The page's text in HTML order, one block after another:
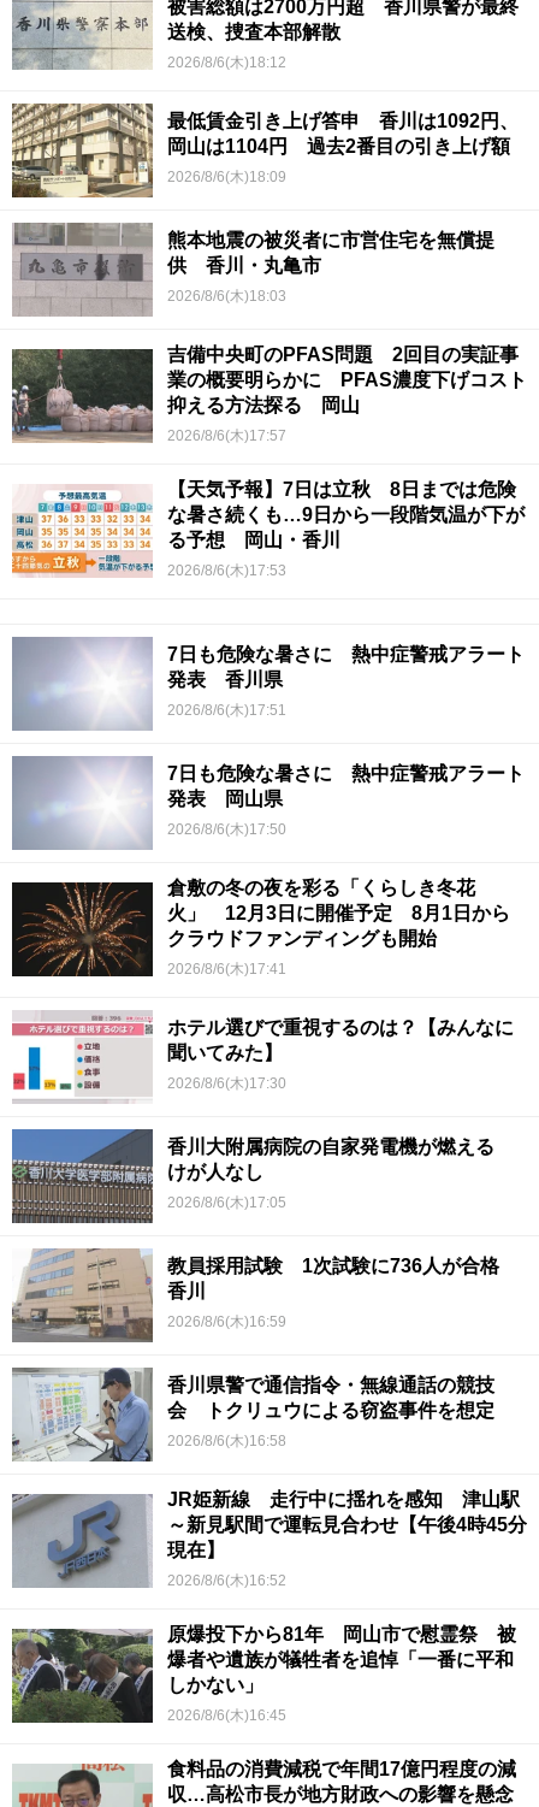
被害総額は2700万円超 香川県警が最終
送検、捜査本部解散
2026/8/6(木)18:12
最低賃金引き上げ答申 香川は1092円、
岡山は1104円 過去2番目の引き上げ額
2026/8/6(木)18:09
熊本地震の被災者に市営住宅を無償提
供 香川・丸亀市
2026/8/6(木)18:03
吉備中央町のPFAS問題 2回目の実証事
業の概要明らかに PFAS濃度下げコスト
抑える方法探る 岡山
2026/8/6(木)17:57
【天気予報】7日は立秋 8日までは危険
な暑さ続くも…9日から一段階気温が下が
る予想 岡山・香川
2026/8/6(木)17:53
7日も危険な暑さに 熱中症警戒アラート
発表 香川県
2026/8/6(木)17:51
7日も危険な暑さに 熱中症警戒アラート
発表 岡山県
2026/8/6(木)17:50
倉敷の冬の夜を彩る「くらしき冬花
火」 12月3日に開催予定 8月1日から
クラウドファンディングも開始
2026/8/6(木)17:41
ホテル選びで重視するのは？【みんなに
聞いてみた】
2026/8/6(木)17:30
香川大附属病院の自家発電機が燃える
けが人なし
2026/8/6(木)17:05
教員採用試験 1次試験に736人が合格
香川
2026/8/6(木)16:59
香川県警で通信指令・無線通話の競技
会 トクリュウによる窃盗事件を想定
2026/8/6(木)16:58
JR姫新線 走行中に揺れを感知 津山駅
～新見駅間で運転見合わせ【午後4時45分
現在】
2026/8/6(木)16:52
原爆投下から81年 岡山市で慰霊祭 被
爆者や遺族が犠牲者を追悼「一番に平和
しかない」
2026/8/6(木)16:45
食料品の消費減税で年間17億円程度の減
収…高松市長が地方財政への影響を懸念